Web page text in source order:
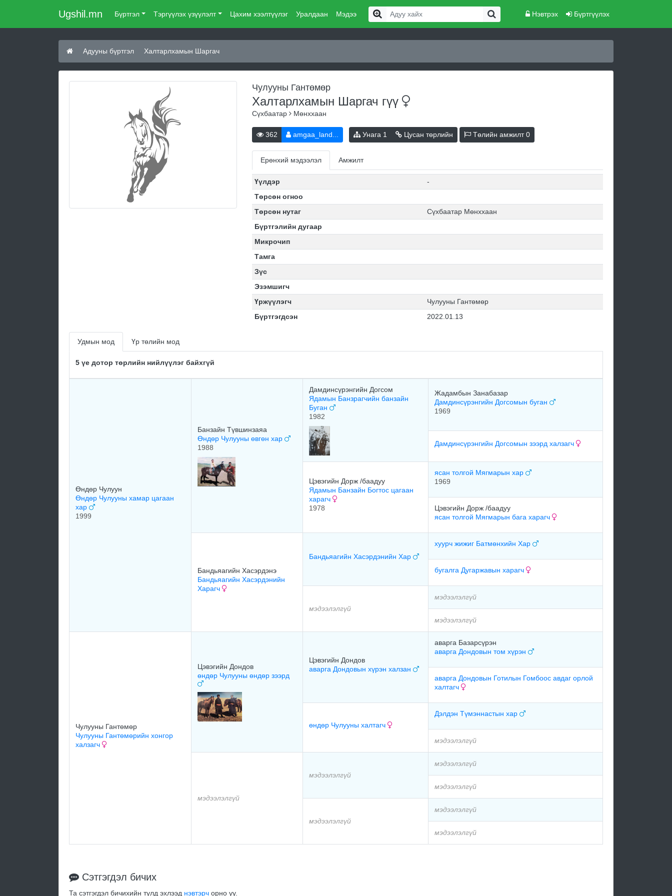
Ugshil.mn Бүртгэл Тэргүүлэх үзүүлэлт Цахим хээлтүүлэг Уралдаан Мэдээ Нэвтрэх Бүртгүүлэх
Адууны бүртгэл Халтарлхамын Шаргач
Чулууны Гантөмөр
Халтарлхамын Шаргач гүү
Сүхбаатар Мөнххаан
362 amgaa_land... Унага 1 Цусан төрлийн Төлийн амжилт0
Ерөнхий мэдээлэл Амжилт
Үүлдэр
-
Төрсөн огноо
Төрсөн нутаг
Сүхбаатар Мөнххаан
Бүртгэлийн дугаар
Микрочип
Тамга
Зүс
Эзэмшигч
Үржүүлэгч
Чулууны Гантөмөр
Бүртгэгдсэн
2022.01.13
Удмын мод Үр төлийн мод
5 үе дотор төрлийн нийлүүлэг байхгүй
Өндөр Чулуун
Өндөр Чулууны хамар цагаан
хар
1999
Банзайн Түвшинзаяа
Өндөр Чулууны өвгөн хар
1988
Дамдинсүрэнгийн Догсом
Ядамын Банзрагчийн банзайн
Буган
1982
Жадамбын Занабазар
Дамдинсүрэнгийн Догсомын буган
1969
Дамдинсүрэнгийн Догсомын зээрд халзагч
Цэвэгийн Дорж /баадуу
Ядамын Банзайн Богтос цагаан
харагч
1978
ясан толгой Мягмарын хар
1969
Цэвэгийн Дорж /баадуу
ясан толгой Мягмарын бага харагч
Бандьяагийн Хасэрдэнэ
Бандьяагийн Хасэрдэнийн
Харагч
Бандьяагийн Хасэрдэнийн Хар
хуурч жижиг Батмөнхийн Хар
бугалга Дугаржавын харагч
мэдээлэлгүй
мэдээлэлгүй
мэдээлэлгүй
Чулууны Гантөмөр
Чулууны Гантөмөрийн хонгор
халзагч
Цэвэгийн Дондов
өндөр Чулууны өндөр зээрд
Цэвэгийн Дондов
аварга Дондовын хүрэн халзан
аварга Базарсүрэн
аварга Дондовын том хүрэн
аварга Дондовын Готилын Гомбоос авдаг орлой
халтагч
өндөр Чулууны халтагч
Дэлдэн Түмэннастын хар
мэдээлэлгүй
мэдээлэлгүй
мэдээлэлгүй
мэдээлэлгүй
мэдээлэлгүй
мэдээлэлгүй
мэдээлэлгүй
мэдээлэлгүй
Сэтгэгдэл бичих
Та сэтгэгдэл бичихийн тулд эхлээд нэвтэрч орно уу.